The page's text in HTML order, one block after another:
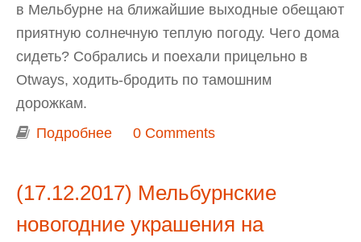
в Мельбурне на ближайшие выходные обещают
приятную солнечную теплую погоду. Чего дома
сидеть? Собрались и поехали прицельно в
Otways, ходить-бродить по тамошним
дорожкам.
Подробнее о Выходной в Otways: прогулка в
0 Comments
(17.12.2017) Мельбурнские
новогодние украшения на